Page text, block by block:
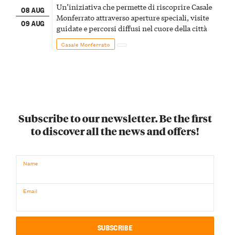
08 AUG
09 AUG
Un’iniziativa che permette di riscoprire Casale
Monferrato attraverso aperture speciali, visite
guidate e percorsi diffusi nel cuore della città
Casale Monferrato
Subscribe to our newsletter. Be the first
to discover all the news and offers!
Name
Email